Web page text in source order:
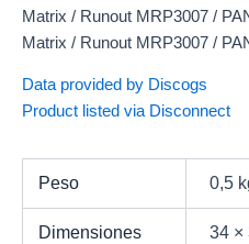
Matrix / Runout MRP3007 /
Matrix / Runout MRP3007 /
Data provided by Discogs
Product listed via Disconnect
Peso 0,5
Dimensiones 34 ×